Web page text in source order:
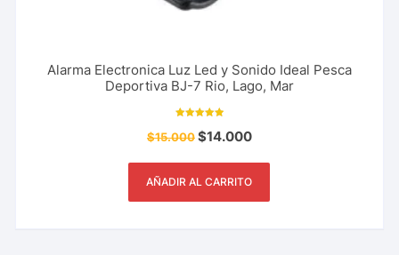
Alarma Electronica Luz Led y Sonido Ideal Pesca
Deportiva BJ-7 Rio, Lago, Mar
5.00
de 5
$15.000$14.000
AÑADIR AL CARRITO